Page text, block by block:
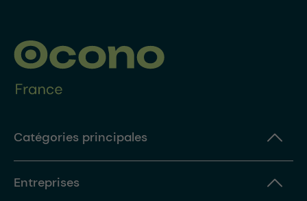
Catégories principales
Entreprises